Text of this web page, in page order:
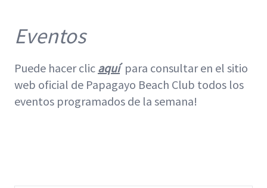
Eventos
Puede hacer clic aquípara consultar en el sitio
web oficial de Papagayo Beach Club todos los
eventos programados de la semana!